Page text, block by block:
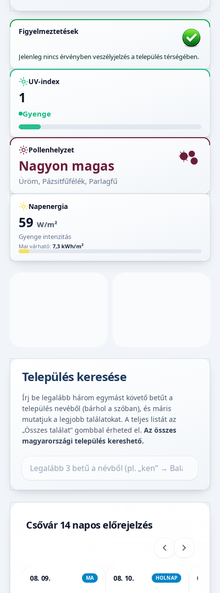
Figyelmeztetések
Jelenleg nincs érvényben veszélyjelzés a település térségében.
UV-index
1
Gyenge
Pollenhelyzet
Nagyon magas
Üröm, Pázsitfűfélék, Parlagfű
Napenergia
59 W/m²
Gyenge intenzitás
Mai várható: 7,3 kWh/m²
Település keresése
Írj be legalább három egymást követő betűt a
település nevéből (bárhol a szóban), és máris
mutatjuk a legjobb találatokat. A teljes listát az
„Összes találat” gombbal érheted el. Az összes
magyarországi település kereshető.
Csővár 14 napos előrejelzés
08. 09. MA 08. 10. HOLNAP 08. 11.